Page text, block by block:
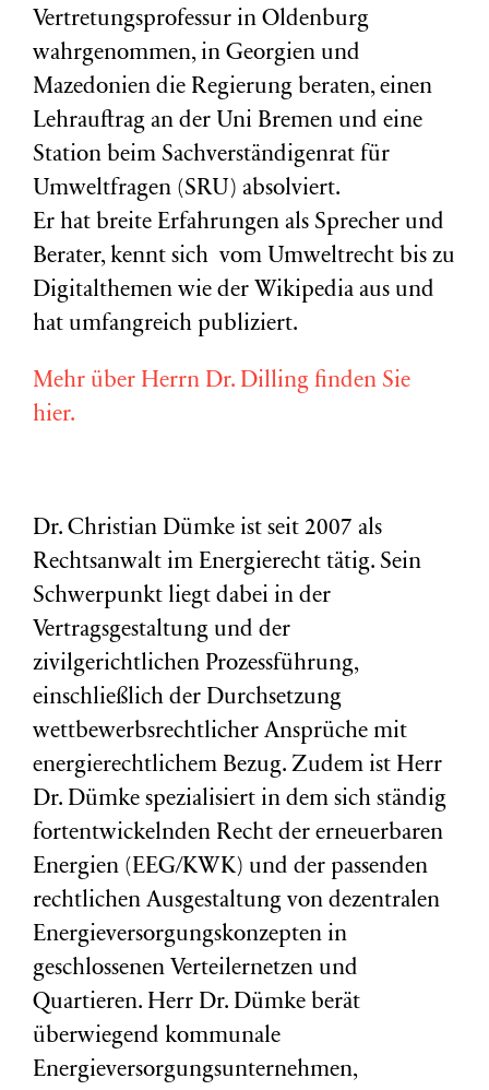
Vertretungsprofessur in Oldenburg
wahrgenommen, in Georgien und
Mazedonien die Regierung beraten, einen
Lehrauftrag an der Uni Bremen und eine
Station beim Sachverständigenrat für
Umweltfragen (SRU ) absolviert.
Er hat breite Erfahrungen als Sprecher und
Berater, kennt sich vom Umweltrecht bis zu
Digitalthemen wie der Wikipedia aus und
hat umfangreich publiziert.
Mehr über Herrn Dr. Dilling finden Sie
hier.
Dr. Christian Dümke ist seit 2007 als
Rechtsanwalt im Energierecht tätig. Sein
Schwerpunkt liegt dabei in der
Vertragsgestaltung und der
zivilgerichtlichen Prozessführung,
einschließlich der Durchsetzung
wettbewerbsrechtlicher Ansprüche mit
energierechtlichem Bezug. Zudem ist Herr
Dr. Dümke spezialisiert in dem sich ständig
fortentwickelnden Recht der erneuerbaren
Energien (EEG/KWK) und der passenden
rechtlichen Ausgestaltung von dezentralen
Energieversorgungskonzepten in
geschlossenen Verteilernetzen und
Quartieren. Herr Dr. Dümke berät
überwiegend kommunale
Energieversorgungsunternehmen,